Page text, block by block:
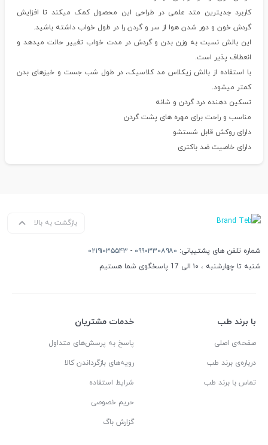
کاربرد جدیترین متد علمی در طراحی این محصول کمک میکند تا افزایش
گردش خون و دور شدن هوا از سر و گردن را در طول خواب داشته باشید.
این بالش نسبت به وزن بدن و گردش در مدت خواب تغییر حالت میدهد و
انعطاف پذیر است.
با استفاده از بالش زیکلاس مد کلاسیک، در طول شب جست و خیزهای بدن
کمتر میشود.
تسکین دهنده درد گردن و شانه
مناسب و راحت برای مهره های پشت گردن
دارای روکش قابل شستشو
دارای خاصیت ضد باکتری
بازگشت به بالا
شماره تلفن های پشتیبانی: ۰۹۹۰۳۳۰۸۹۸۰ - ۰۲۱۹۱۰۳۵۵۴۳
شنبه تا چهارشنبه ، ۱۰ الی 17 پاسخگوی شما هستیم
با برند طب
صفحه‌ی اصلی
درباره‌ی برند طب
تماس با برند طب
خدمات مشتریان
پاسخ به پرسش‌های متداول
رویه‌های بازگرداندن کالا
شرایط استفاده
حریم خصوصی
گزارش باگ